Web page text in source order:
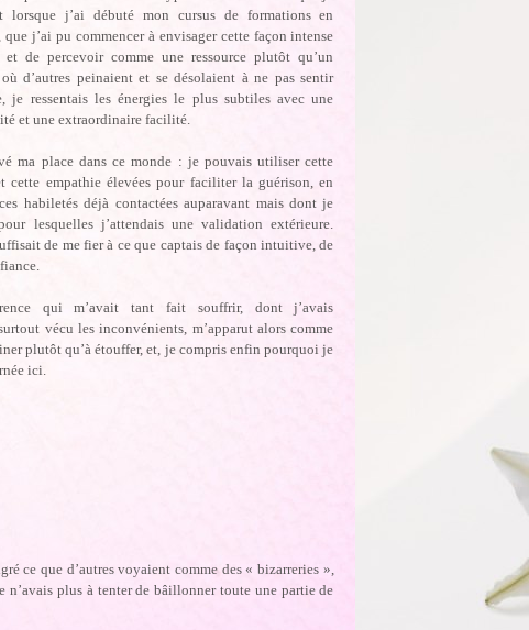
lorsque j’ai débuté mon cursus de formations en
que j’ai pu commencer à envisager cette façon intense
et de percevoir comme une ressource plutôt qu’un
d’autres peinaient et se désolaient à ne pas sentir
je ressentais les énergies le plus subtiles avec une
et une extraordinaire facilité.
ma place dans ce monde : je pouvais utiliser cette
cette empathie élevées pour faciliter la guérison, en
habiletés déjà contactées auparavant mais dont je
lesquelles j’attendais une validation extérieure.
de me fier à ce que captais de façon intuitive, de
qui m’avait tant fait souffrir, dont j’avais
vécu les inconvénients, m’apparut alors comme
plutôt qu’à étouffer, et, je compris enfin pourquoi je
ici.
ce que d’autres voyaient comme des « bizarreries »,
n’avais plus à tenter de bâillonner toute une partie de